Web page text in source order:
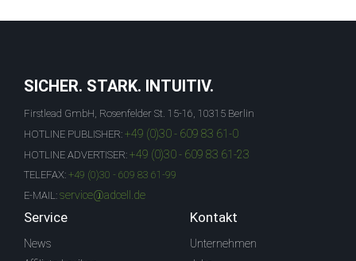
SICHER. STARK. INTUITIV.
Firstlead GmbH, Rosenfelder St. 15-16, 10315 Berlin
HOTLINE PUBLISHER: +49 (0)30 - 609 83 61-0
HOTLINE ADVERTISER: +49 (0)30 - 609 83 61-23
TELEFAX: +49 (0)30 - 609 83 61-99
E-MAIL: service@adcell.de
Service
News
Kontakt
Unternehmen